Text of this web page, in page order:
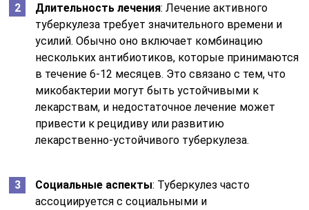
Длительность лечения: Лечение активного
туберкулеза требует значительного времени и
усилий. Обычно оно включает комбинацию
нескольких антибиотиков, которые принимаются
в течение 6-12 месяцев. Это связано с тем, что
микобактерии могут быть устойчивыми к
лекарствам, и недостаточное лечение может
привести к рецидиву или развитию
лекарственно-устойчивого туберкулеза.
Социальные аспекты: Туберкулез часто
ассоциируется с социальными и